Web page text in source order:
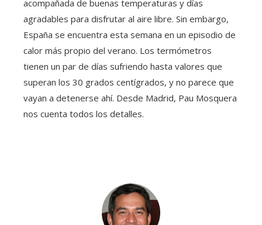
acompañada de buenas temperaturas y días
agradables para disfrutar al aire libre. Sin embargo,
España se encuentra esta semana en un episodio de
calor más propio del verano. Los termómetros
tienen un par de días sufriendo hasta valores que
superan los 30 grados centígrados, y no parece que
vayan a detenerse ahí. Desde Madrid, Pau Mosquera
nos cuenta todos los detalles.